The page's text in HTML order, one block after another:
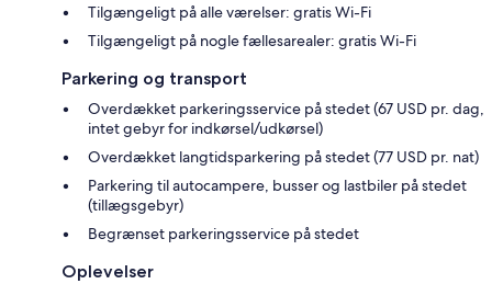
Tilgængeligt på alle værelser: gratis Wi-Fi
Tilgængeligt på nogle fællesarealer: gratis Wi-Fi
Parkering og transport
Overdækket parkeringsservice på stedet (67 USD pr. dag,
intet gebyr for indkørsel/udkørsel)
Overdækket langtidsparkering på stedet (77 USD pr. nat)
Parkering til autocampere, busser og lastbiler på stedet
(tillægsgebyr)
Begrænset parkeringsservice på stedet
Oplevelser